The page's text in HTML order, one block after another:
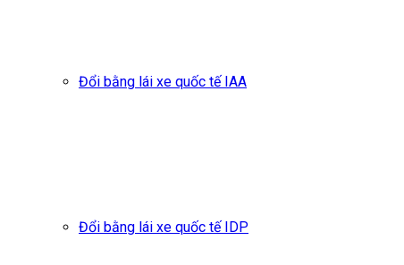
Đổi bằng lái xe quốc tế IAA
Đổi bằng lái xe quốc tế IDP